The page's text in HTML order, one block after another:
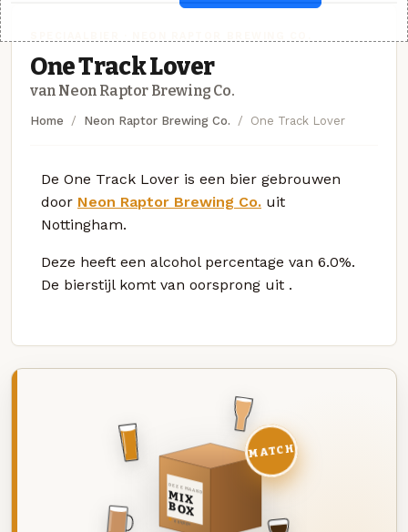
One Track Lover
van Neon Raptor Brewing Co.
Home Neon Raptor Brewing Co. One Track Lover
De One Track Lover is een bier gebrouwen
door Neon Raptor Brewing Co. uit
Nottingham.
Deze heeft een alcohol percentage van 6.0%.
De bierstijl komt van oorsprong uit .
DEZE MAAND
MIX
BOX
8 BIEREN
MATCH